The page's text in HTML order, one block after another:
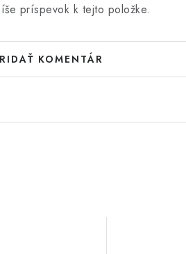
príspevok k tejto položke.
KOMENTÁR